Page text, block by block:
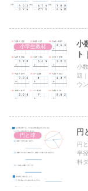
小学生教材
小
ト
小
題
ウ
円と球 円
円
半
料